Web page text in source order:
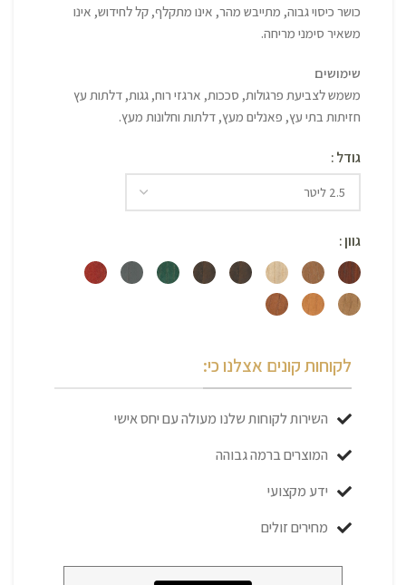
כושר כיסוי גבוה, מתייבש מהר, אינו מתקלף, קל לחידוש, אינו
משאיר סימני מריחה.
שימושים
משמש לצביעת פרגולות, סככות, ארגזי רוח, גגות, דלתות עץ
חזיתות בתי עץ, פאנלים מעץ, דלתות וחלונות מעץ.
גודל
גוון
לקוחות קונים אצלנו כי:
השירות לקוחות שלנו מעולה עם יחס אישי
המוצרים ברמה גבוהה
ידע מקצועי
מחירים זולים